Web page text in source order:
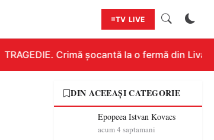
TV LIVE
TRAGEDIE. Crimă șocantă la o fermă din
DIN ACEEAȘI CATEGORIE
Epopeea Istvan Kovacs
acum 4 saptamani